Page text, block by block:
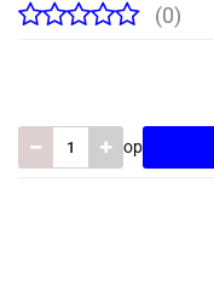
(0)
op